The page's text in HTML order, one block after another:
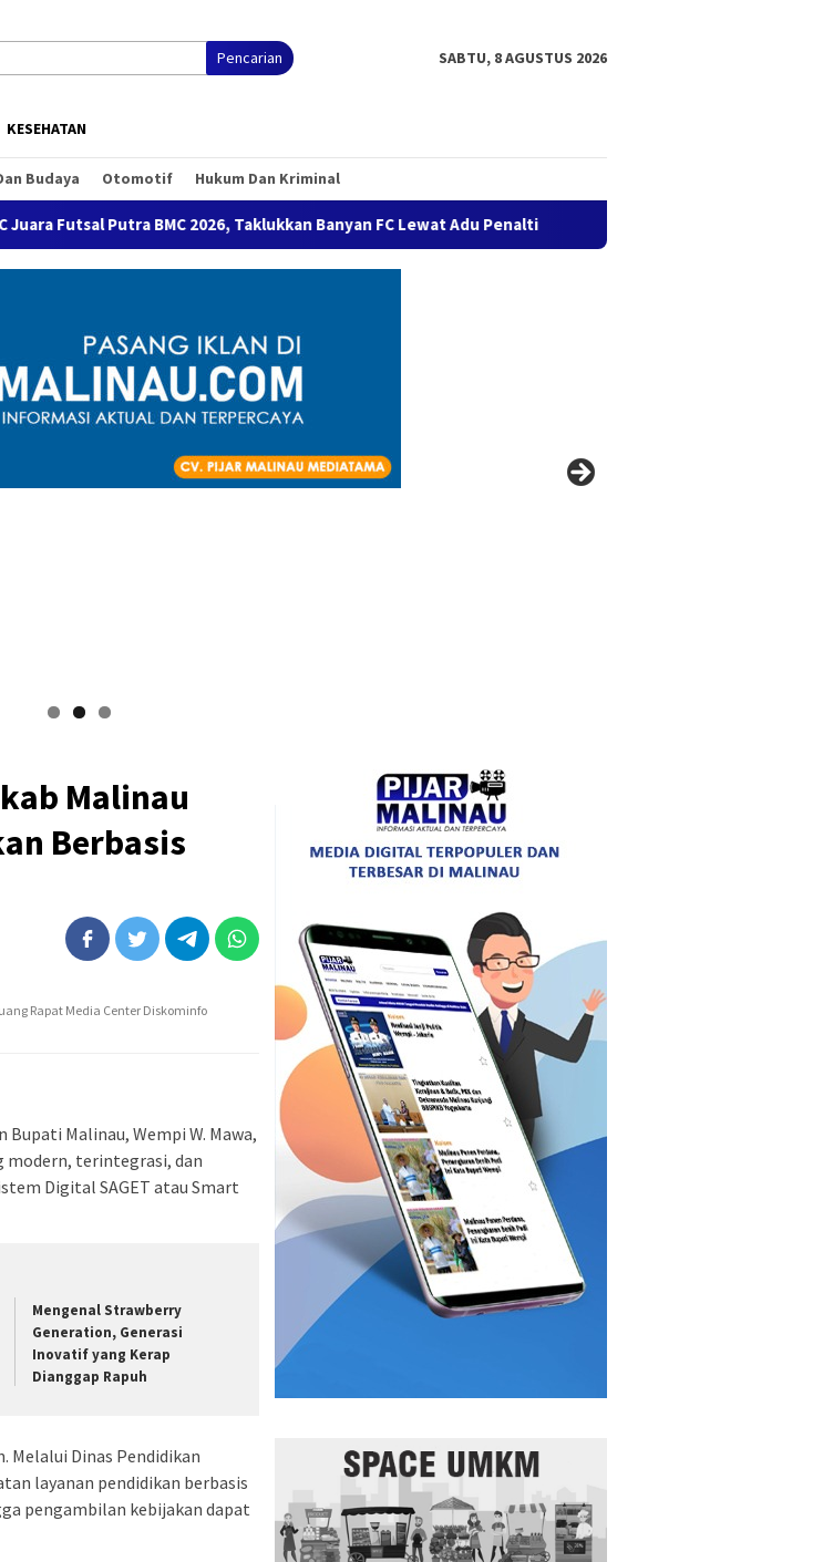
Pencarian SABTU, 8 AGUSTUS 2026
KESEHATAN
Budaya Otomotif Hukum Dan Kriminal
Putra BMC 2026, Taklukkan Banyan FC Lewat Adu Penalti Semaring FC Melaju ke Final Sepak Bola
Malinau
Berbasis
Rapat Media Center Diskominfo
Malinau, Wempi W. Mawa,
modern, terintegrasi, dan
Digital SAGET atau Smart
Mengenal Strawberry
Generation, Generasi
Inovatif yang Kerap
Dianggap Rapuh
Melalui Dinas Pendidikan
layanan pendidikan berbasis
pengambilan kebijakan dapat